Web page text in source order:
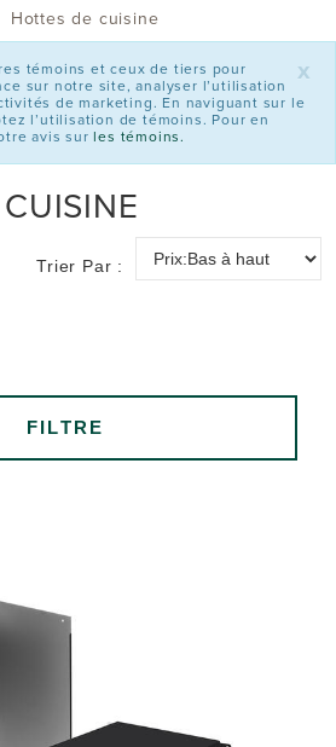
Hottes de cuisine
x
témoins et ceux de tiers pour
sur notre site, analyser l’utilisation
de marketing. En naviguant sur le
l’utilisation de témoins. Pour en
avis sur les témoins.
Trier Par :
FILTRE